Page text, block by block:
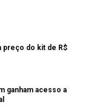
preço do kit de R$
ganham acesso a